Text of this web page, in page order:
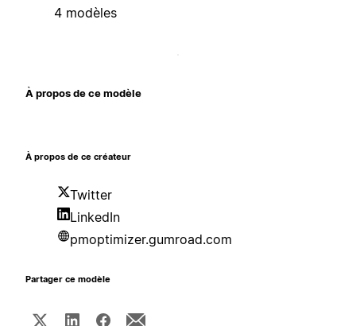
4 modèles
À propos de ce modèle
À propos de ce créateur
Twitter
LinkedIn
pmoptimizer.gumroad.com
Partager ce modèle